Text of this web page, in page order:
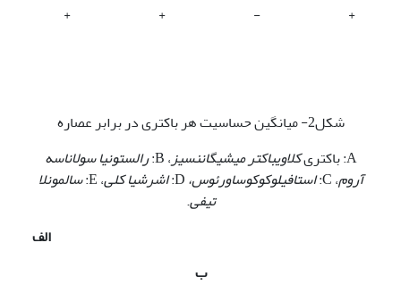
+
+ - +
شکل2- میانگین حساسیت هر باکتری در برابر عصاره
A: باکتری
کلاویباکترمیشیگاننسیز، B:
رالستونیا سولاناسه
آروم، C: استافیلوکوکوساورئوس،D: اشرشیا کلی، E:
سالمونلا
تیفی.
الف
ب